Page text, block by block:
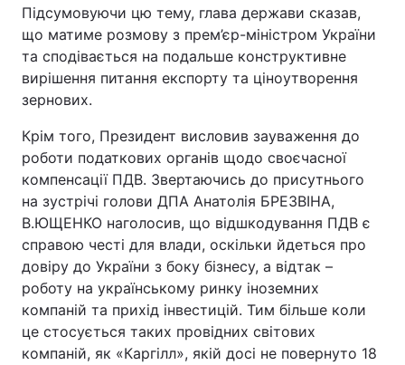
Підсумовуючи цю тему, глава держави сказав,
що матиме розмову з прем’єр-міністром України
та сподівається на подальше конструктивне
вирішення питання експорту та ціноутворення
зернових.
Крім того, Президент висловив зауваження до
роботи податкових органів щодо своєчасної
компенсації ПДВ. Звертаючись до присутнього
на зустрічі голови ДПА Анатолія БРЕЗВІНА,
В.ЮЩЕНКО наголосив, що відшкодування ПДВ є
справою честі для влади, оскільки йдеться про
довіру до України з боку бізнесу, а відтак –
роботу на українському ринку іноземних
компаній та прихід інвестицій. Тим більше коли
це стосується таких провідних світових
компаній, як «Каргілл», якій досі не повернуто 18